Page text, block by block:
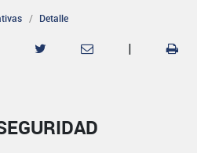
Detalle
|